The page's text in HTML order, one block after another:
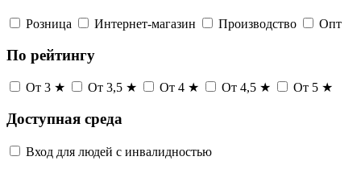
Розница Интернет-магазин Производство Опт
По рейтингу
От 3 ★ От 3,5 ★ От 4 ★ От 4,5 ★ От 5 ★
Доступная среда
Вход для людей с инвалидностью